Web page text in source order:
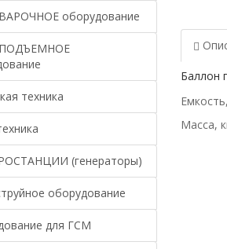
оборудование
техника
(генераторы)
оборудование
для ГСМ
Баллон
Масса,